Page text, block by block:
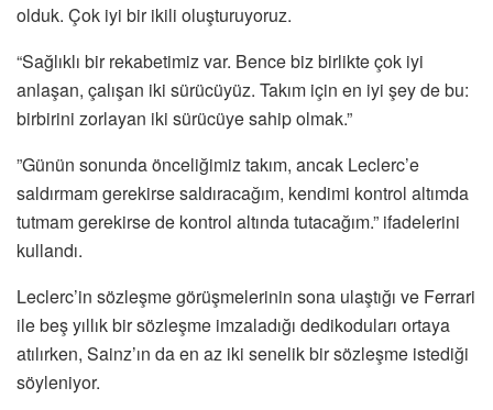
olduk. Çok iyi bir ikili oluşturuyoruz.
“Sağlıklı bir rekabetimiz var. Bence biz birlikte çok iyi
anlaşan, çalışan iki sürücüyüz. Takım için en iyi şey de bu:
birbirini zorlayan iki sürücüye sahip olmak.”
”Günün sonunda önceliğimiz takım, ancak Leclerc’e
saldırmam gerekirse saldıracağım, kendimi kontrol altımda
tutmam gerekirse de kontrol altında tutacağım.” ifadelerini
kullandı.
Leclerc’in sözleşme görüşmelerinin sona ulaştığı ve Ferrari
ile beş yıllık bir sözleşme imzaladığı dedikoduları ortaya
atılırken, Sainz’ın da en az iki senelik bir sözleşme istediği
söyleniyor.